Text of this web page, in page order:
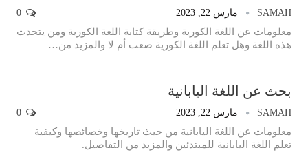
SAMAH مارس 22, 2023
معلومات عن اللغة الكورية وطريقة كتابة اللغة الكورية ومن يتحدث
هذه اللغة وهل تعلم اللغة الكورية صعب أم لا والمزيد من…
بحث عن اللغة اليابانية
SAMAH مارس 22, 2023
معلومات عن اللغة اليابانية من حيث تاريخها وخصائصها وكيفية
تعلم اللغة اليابانية للمبتدئين والمزيد من التفاصيل.